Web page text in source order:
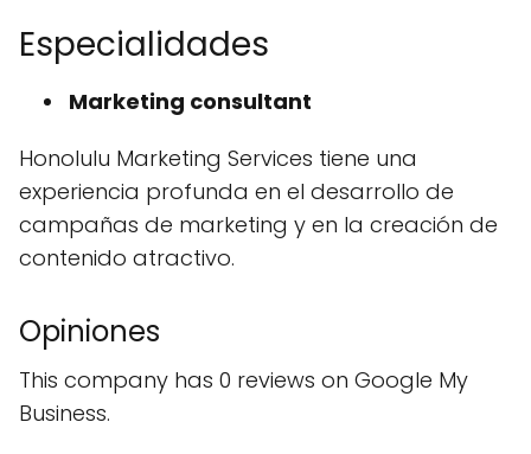
Especialidades
Marketing consultant
Honolulu Marketing Services tiene una
experiencia profunda en el desarrollo de
campañas de marketing y en la creación de
contenido atractivo.
Opiniones
This company has 0 reviews on Google My
Business.